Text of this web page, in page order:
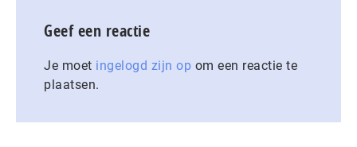
Geef een reactie
Je moet ingelogd zijn op om een reactie te
plaatsen.